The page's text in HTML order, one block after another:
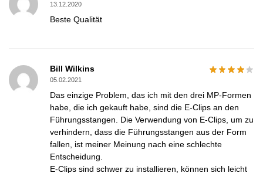
13.12.2020
Beste Qualität
Bill Wilkins
05.02.2021
Das einzige Problem, das ich mit den drei MP-Formen
habe, die ich gekauft habe, sind die E-Clips an den
Führungsstangen. Die Verwendung von E-Clips, um zu
verhindern, dass die Führungsstangen aus der Form
fallen, ist meiner Meinung nach eine schlechte
Entscheidung.
E-Clips sind schwer zu installieren, können sich leicht